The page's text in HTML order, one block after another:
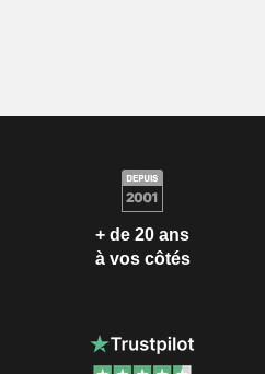
+ de 20 ans
à vos côtés